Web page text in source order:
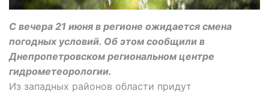
С вечера 21 июня в регионе ожидается смена
погодных условий. Об этом сообщили в
Днепропетровском региональном центре
гидрометеорологии.
Из западных районов области придут